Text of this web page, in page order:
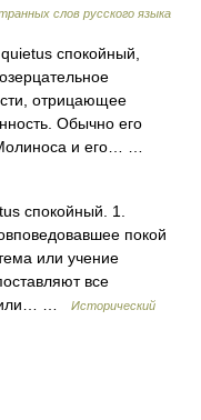
слов русского языка
спокойный,
отрицающее
Обычно его
и его… …
спокойный. 1.
покой
или учение
все
или… …
Исторический